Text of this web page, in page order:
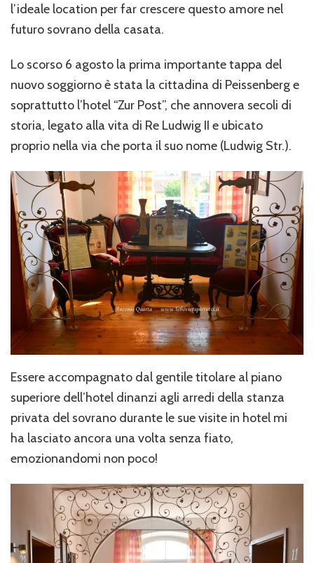
l’ideale location per far crescere questo amore nel
futuro sovrano della casata.
Lo scorso 6 agosto la prima importante tappa del
nuovo soggiorno è stata la cittadina di Peissenberg e
soprattutto l’hotel “Zur Post”, che annovera secoli di
storia, legato alla vita di Re Ludwig II e ubicato
proprio nella via che porta il suo nome (Ludwig Str.).
Essere accompagnato dal gentile titolare al piano
superiore dell’hotel dinanzi agli arredi della stanza
privata del sovrano durante le sue visite in hotel mi
ha lasciato ancora una volta senza fiato,
emozionandomi non poco!